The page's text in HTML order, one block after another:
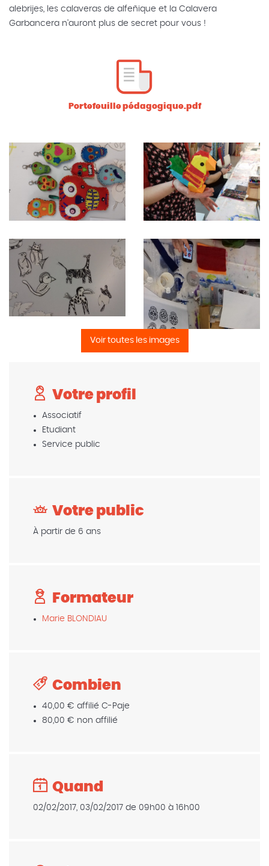
Votre profil
Associatif
Etudiant
Service public
Votre public
À partir de 6 ans
Formateur
Marie BLONDIAU
Combien
40,00 € affilié C-Paje
80,00 € non affilié
Quand
02/02/2017, 03/02/2017 de 09h00 à 16h00
alebrijes, les calaveras de alfeñique et la Calavera
Garbancera n'auront plus de secret pour vous !
Portefeuille pédagogique.pdf
Voir toutes les images